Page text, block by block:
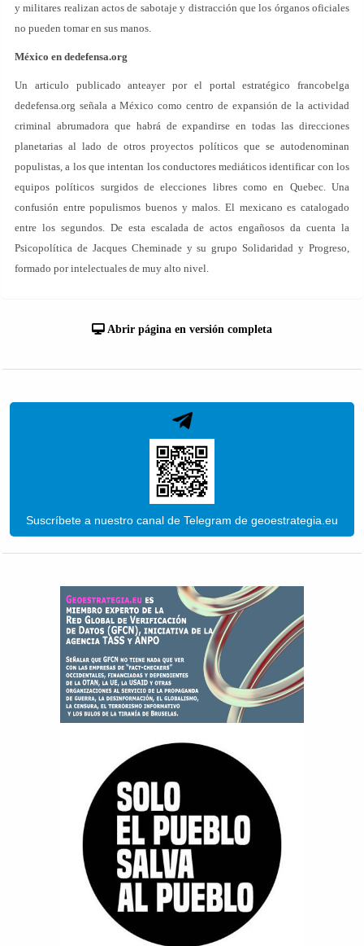
y militares realizan actos de sabotaje y distracción que los órganos oficiales
no pueden tomar en sus manos.
México en dedefensa.org
Un articulo publicado anteayer por el portal estratégico francobelga
dedefensa.org señala a México como centro de expansión de la actividad
criminal abrumadora que habrá de expandirse en todas las direcciones
planetarias al lado de otros proyectos políticos que se autodenominan
populistas, a los que intentan los conductores mediáticos identificar con los
equipos políticos surgidos de elecciones libres como en Quebec. Una
confusión entre populismos buenos y malos. El mexicano es catalogado
entre los segundos. De esta escalada de actos engañosos da cuenta la
Psicopolítica de Jacques Cheminade y su grupo Solidaridad y Progreso,
formado por intelectuales de muy alto nivel.
Abrir página en versión completa
Suscríbete a nuestro canal de Telegram de geoestrategia.eu